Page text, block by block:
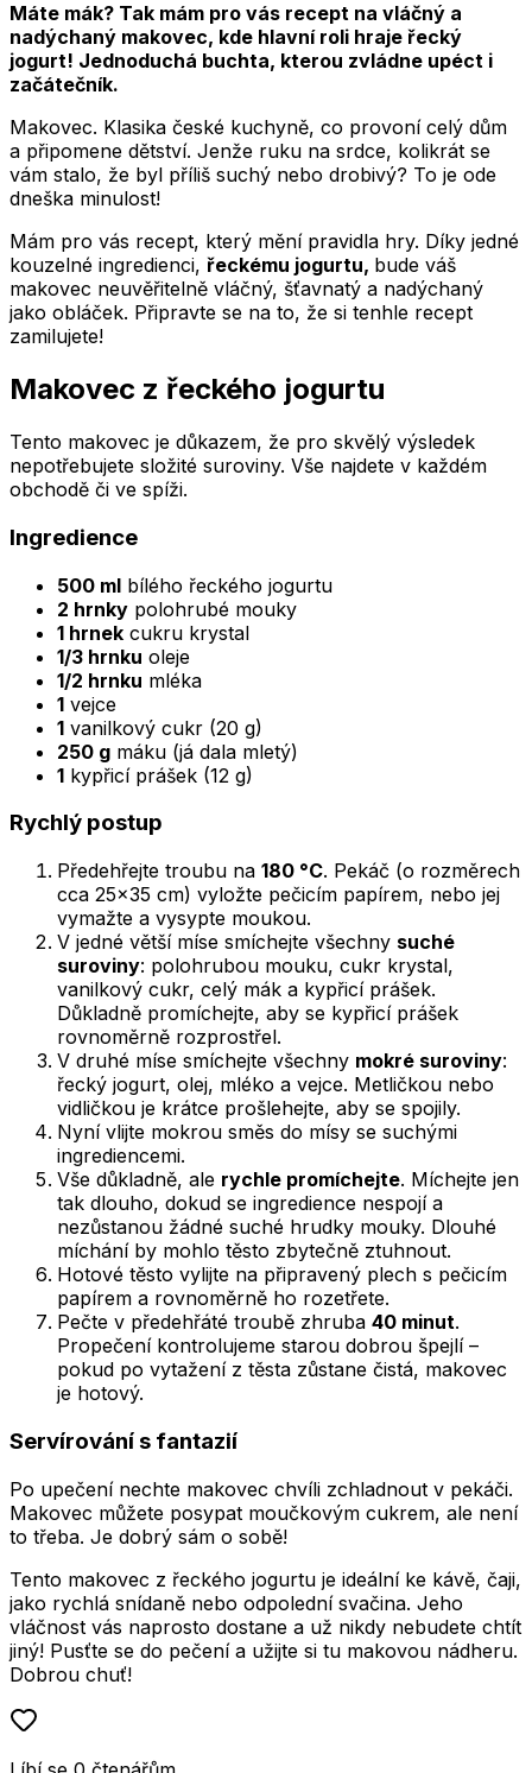
Máte mák? Tak mám pro vás recept na vláčný a
nadýchaný makovec, kde hlavní roli hraje řecký
jogurt! Jednoduchá buchta, kterou zvládne upéct i
začátečník.
Makovec. Klasika české kuchyně, co provoní celý dům
a připomene dětství. Jenže ruku na srdce, kolikrát se
vám stalo, že byl příliš suchý nebo drobivý? To je ode
dneška minulost!
Mám pro vás recept, který mění pravidla hry. Díky jedné
kouzelné ingredienci, řeckému jogurtu, bude váš
makovec neuvěřitelně vláčný, šťavnatý a nadýchaný
jako obláček. Připravte se na to, že si tenhle recept
zamilujete!
Makovec z řeckého jogurtu
Tento makovec je důkazem, že pro skvělý výsledek
nepotřebujete složité suroviny. Vše najdete v každém
obchodě či ve spíži.
Ingredience
500 ml bílého řeckého jogurtu
2 hrnky polohrubé mouky
1 hrnek cukru krystal
1/3 hrnku oleje
1/2 hrnku mléka
1 vejce
1 vanilkový cukr (20 g)
250 g máku (já dala mletý)
1 kypřicí prášek (12 g)
Rychlý postup
Předehřejte troubu na 180 °C. Pekáč (o rozměrech
cca 25x35 cm) vyložte pečicím papírem, nebo jej
vymažte a vysypte moukou.
V jedné větší míse smíchejte všechny suché
suroviny: polohrubou mouku, cukr krystal,
vanilkový cukr, celý mák a kypřicí prášek.
Důkladně promíchejte, aby se kypřicí prášek
rovnoměrně rozprostřel.
V druhé míse smíchejte všechny mokré suroviny:
řecký jogurt, olej, mléko a vejce. Metličkou nebo
vidličkou je krátce prošlehejte, aby se spojily.
Nyní vlijte mokrou směs do mísy se suchými
ingrediencemi.
Vše důkladně, ale rychle promíchejte. Míchejte jen
tak dlouho, dokud se ingredience nespojí a
nezůstanou žádné suché hrudky mouky. Dlouhé
míchání by mohlo těsto zbytečně ztuhnout.
Hotové těsto vylijte na připravený plech s pečicím
papírem a rovnoměrně ho rozetřete.
Pečte v předehřáté troubě zhruba 40 minut.
Propečení kontrolujeme starou dobrou špejlí –
pokud po vytažení z těsta zůstane čistá, makovec
je hotový.
Servírování s fantazií
Po upečení nechte makovec chvíli zchladnout v pekáči.
Makovec můžete posypat moučkovým cukrem, ale není
to třeba. Je dobrý sám o sobě!
Tento makovec z řeckého jogurtu je ideální ke kávě, čaji,
jako rychlá snídaně nebo odpolední svačina. Jeho
vláčnost vás naprosto dostane a už nikdy nebudete chtít
jiný! Pusťte se do pečení a užijte si tu makovou nádheru.
Dobrou chuť!